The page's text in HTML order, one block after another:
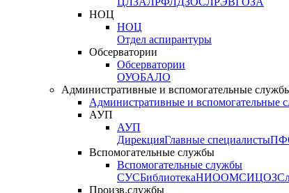
НОЦ
НОЦ
Отдел аспирантуры
Обсерватории
Обсерватории
ОУОБАЛО
Административные и вспомогательные
Административные и вспомогательные
АУП
АУП
ДирекцияГлавные специалисты
Вспомогательные службы
Вспомогательные службы
СУСБиблиотекаНИООМСИЦОЗ
Произв.службы